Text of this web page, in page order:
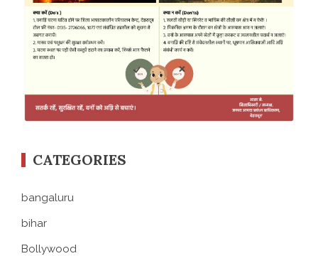
CATEGORIES
bangaluru
bihar
Bollywood